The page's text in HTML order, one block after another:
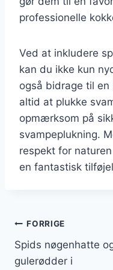
professionelle
Ved at inkludere
kan du ikke kun
også bidrage til
altid at plukke
opmærksom på
svampeplukning.
respekt for
en fantastisk
FORRIGE
Spids nøgenhatte
gulerødder i